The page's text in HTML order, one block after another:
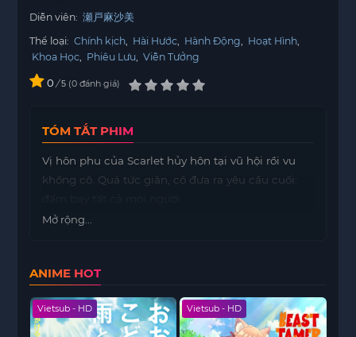
Diễn viên: 瀬戸麻沙美
Thể loại: Chính kịch Hài Hước Hành Động Hoạt Hình
Khoa Học
Phiêu Lưu Viễn Tưởng
0 / 5 0 đánh giá
TÓM TẮT PHIM
Vị hôn phu của Scarlet hủy hôn tại vũ hội rồi vu
khống cô. Quá tức giận, cô đưa ra yêu cầu cuối:
Mở rộng...
ANIME HOT
Vietsub - HD Vietsub - HD